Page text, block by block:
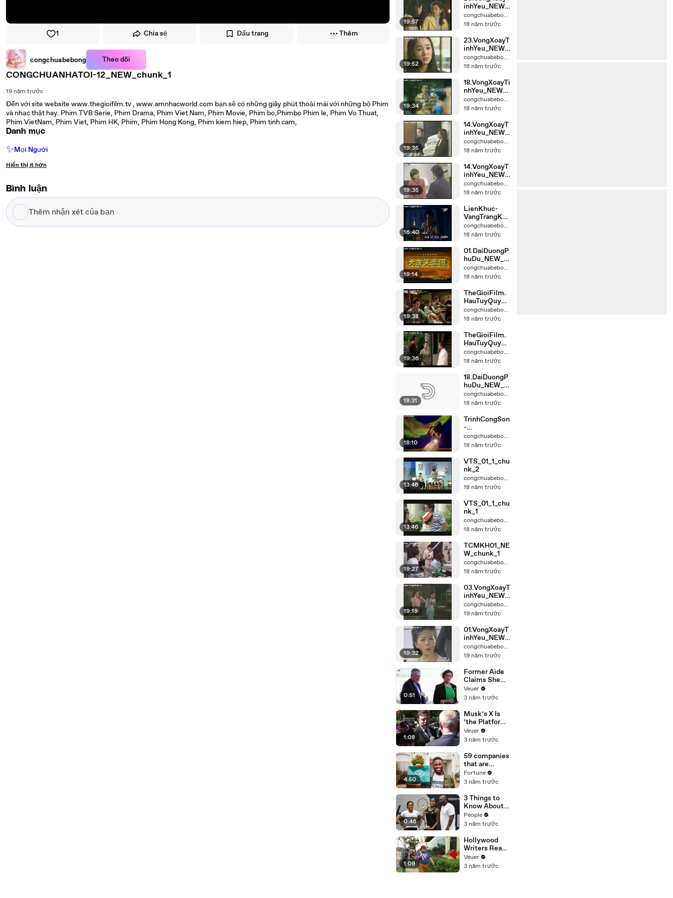
1 Chia sẻ Dấu trang Thêm
congchuabebong Theo dõi
CONGCHUANHATOI-12_NEW_chunk_1
19 năm trước
Đến với site website www.thegioifilm.tv , www.amnhacworld.com bạn sẽ có những giây phút thoải mái với những bộ Phim
và nhạc thật hay. Phim TVB Serie, Phim Drama, Phim Viet Nam, Phim Movie, Phim bo,Phimbo Phim le, Phim Vo Thuat,
Phim VietNam, Phim Viet, Phim HK, Phim, Phim Hong Kong, Phim kiem hiep, Phim tinh cam,
Danh mục
✨Mọi Người
Hiển thị ít hơn
Bình luận
Thêm
nhận
19:57
inhYeu_NEW_
chunk_2
congchuabebong
18 năm trước
19:52
23.VongXoayT
inhYeu_NEW_
chunk_2
congchuabebong
18 năm trước
19:34
18.VongXoayTi
nhYeu_NEW_c
hunk_1
congchuabebong
18 năm trước
19:35
14.VongXoayT
inhYeu_NEW_
chunk_2
congchuabebong
18 năm trước
19:35
14.VongXoayT
inhYeu_NEW_
chunk_1
congchuabebong
18 năm trước
16:40
LienKhuc-
VangTrangKho
c-
Karaoke_chun
congchuabebong
18 năm trước
19:14
01.DaiDuongP
huDu_NEW_c
hunk_1
congchuabebong
18 năm trước
19:38
TheGioiFilm.
HauTuyQuyen
_NEW_chunk_
5
congchuabebong
18 năm trước
19:36
TheGioiFilm.
HauTuyQuyen
_NEW_chunk_
4
congchuabebong
18 năm trước
18:31
18.DaiDuongP
huDu_NEW_c
hunk_3
congchuabebong
18 năm trước
18:10
TrinhCongSon
-
RoiLeRuNguo
i-_chunk_1
congchuabebong
18 năm trước
13:46
VTS_01_1_chu
nk_2
congchuabebong
18 năm trước
13:46
VTS_01_1_chu
nk_1
congchuabebong
18 năm trước
19:27
TCMKH01_NE
W_chunk_1
congchuabebong
18 năm trước
19:19
03.VongXoayT
inhYeu_NEW_
chunk_1
congchuabebong
19 năm trước
19:32
01.VongXoayT
inhYeu_NEW_
chunk_1
congchuabebong
19 năm trước
0:51
Former Aide
Claims She
Was Asked to
Make a ‘Hit
Trump
Veuer
3 năm trước
1:08
Musk’s X Is
‘the Platform
With the
Largest Ratio
Misinformatio
n or
Disinformatio
n’ Amongst
All Social
Media
Platforms
Veuer
3 năm trước
4:50
59 companies
that are
changing the
world: From
Chobani
Fortune
3 năm trước
0:46
3 Things to
Know About
Coco Gauff's
Parents
People
3 năm trước
1:09
Hollywood
Writers Reach
‘Tentative
Agreement’
Veuer
3 năm trước